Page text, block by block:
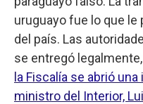
uruguayo fue lo que
del país. Las
se entregó legalmente,
la Fiscalía se abrió
ministro del Interior,